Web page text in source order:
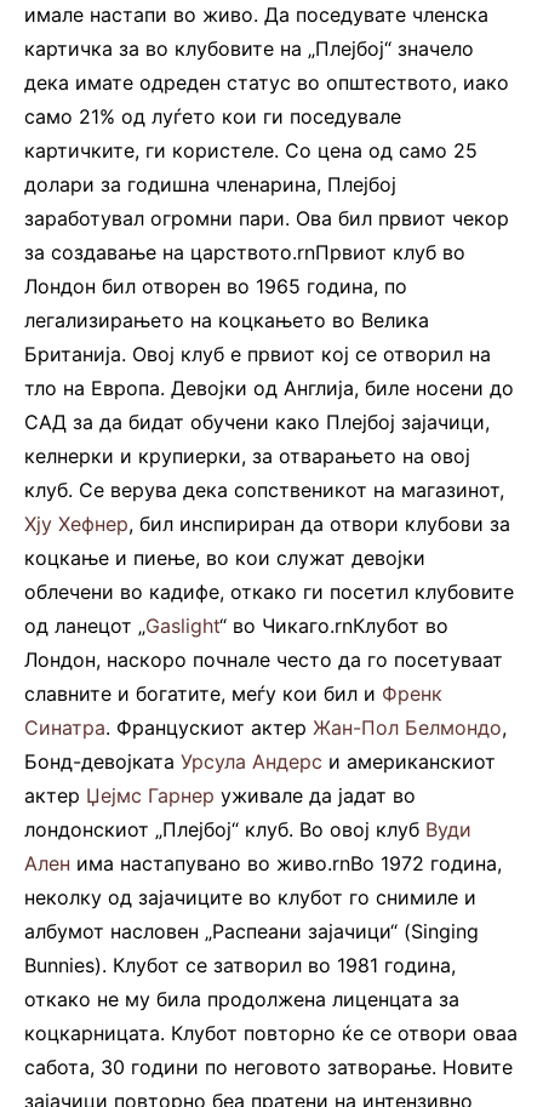
имале настапи во живо. Да поседувате членска
картичка за во клубовите на „Плејбој“ значело
дека имате одреден статус во општеството, иако
само 21% од луѓето кои ги поседувале
картичките, ги користеле. Со цена од само 25
долари за годишна членарина, Плејбој
заработувал огромни пари. Ова бил првиот чекор
за создавање на царството.rnПрвиот клуб во
Лондон бил отворен во 1965 година, по
легализирањето на коцкањето во Велика
Британија. Овој клуб е првиот кој се отворил на
тло на Европа. Девојки од Англија, биле носени до
САД за да бидат обучени како Плејбој зајачици,
келнерки и крупиерки, за отварањето на овој
клуб. Се верува дека сопственикот на магазинот,
Хју Хефнер, бил инспириран да отвори клубови за
коцкање и пиење, во кои служат девојки
облечени во кадифе, откако ги посетил клубовите
од ланецот „Gaslight“ во Чикаго.rnКлубот во
Лондон, наскоро почнале често да го посетуваат
славните и богатите, меѓу кои бил и Френк
Синатра. Францускиот актер Жан-Пол Белмондо,
Бонд-девојката Урсула Андерс и американскиот
актер Џејмс Гарнер уживале да јадат во
лондонскиот „Плејбој“ клуб. Во овој клуб Вуди
Ален има настапувано во живо.rnВо 1972 година,
неколку од зајачиците во клубот го снимиле и
албумот насловен „Распеани зајачици“ (Singing
Bunnies). Клубот се затворил во 1981 година,
откако не му била продолжена лиценцата за
коцкарницата. Клубот повторно ќе се отвори оваа
сабота, 30 години по неговото затворање. Новите
зајачици повторно беа пратени на интензивно